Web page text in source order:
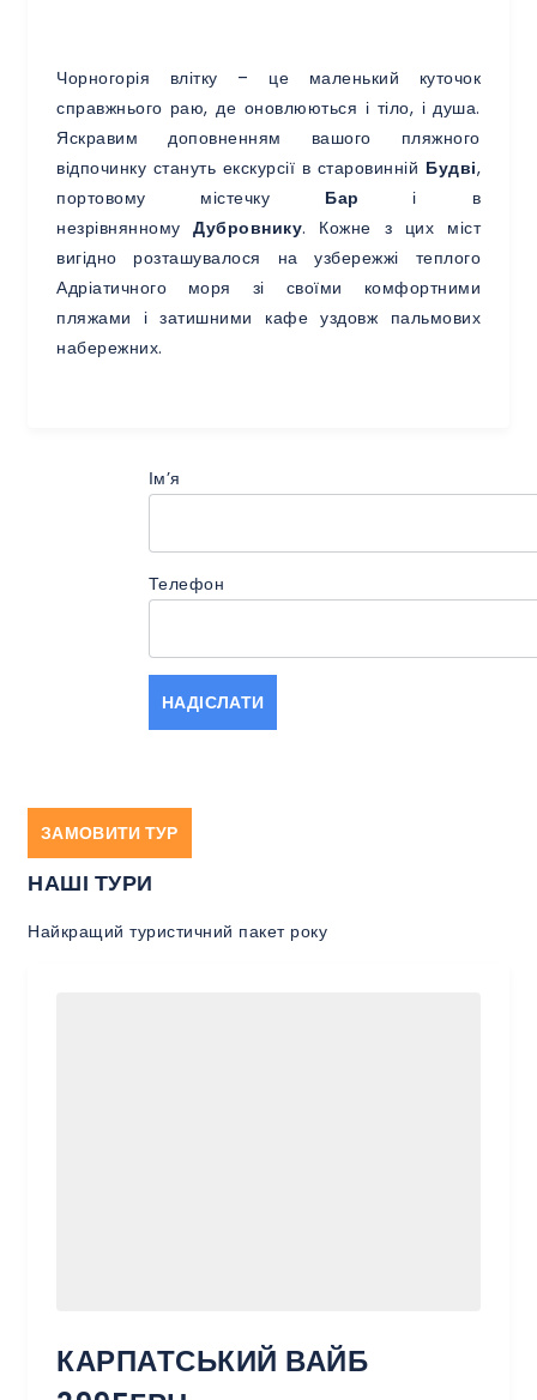
Чорногорія влітку – це маленький куточок
справжнього раю, де оновлюються і тіло, і душа.
Яскравим доповненням вашого пляжного
відпочинку стануть екскурсії в старовинній Будві,
портовому містечку Бар і в
незрівнянномуДубровнику. Кожне з цих міст
вигідно розташувалося на узбережжі теплого
Адріатичного моря зі своїми комфортними
пляжами і затишними кафе уздовж пальмових
набережних.
Імʼя
Телефон
ЗАМОВИТИ ТУР
НАШІ ТУРИ
Найкращий туристичний пакет року
КАРПАТСЬКИЙ ВАЙБ